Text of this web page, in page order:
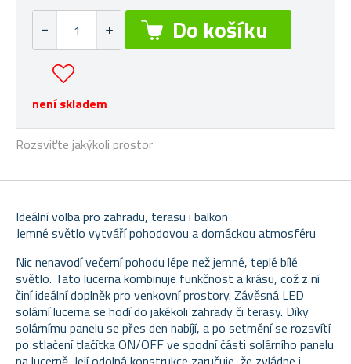
Rozsviťte jakýkoli prostor
není skladem
Ideální volba pro zahradu, terasu i balkon
Jemné světlo vytváří pohodovou a domáckou atmosféru
Nic nenavodí večerní pohodu lépe než jemné, teplé bílé
světlo. Tato lucerna kombinuje funkčnost a krásu, což z ní
činí ideální doplněk pro venkovní prostory. Závěsná LED
solární lucerna se hodí do jakékoli zahrady či terasy. Díky
solárnímu panelu se přes den nabíjí, a po setmění se rozsvítí
po stlačení tlačítka ON/OFF ve spodní části solárního panelu